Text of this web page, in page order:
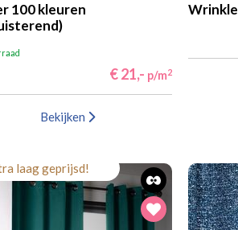
100 kleuren
€ 21,- p/m2
Bekijken
Wrinkle
laag geprijsd!